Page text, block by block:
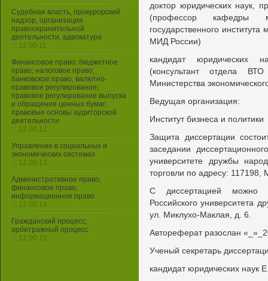
доктор юридических наук,
(профессор кафедры
государственного
МИД России)
кандидат юридических
(консультант отдела
Министерства
Ведущая организация:
Институт бизнеса и политики
Защита диссертации
заседании
университете дружбы
торговли по адресу:
С диссертацией можно
Российского университета
ул. Миклухо-Маклая, д. 6.
Автореферат разослан
Ученый секретарь
кандидат юридических наук
Судебная власть, прокурорский
надзор, организация
правоохранительной
деятельности, адвокатура
::: 12.00.11
Финансовое право; бюджетное
право; налоговое право;
банковское право; валютно-
правовое регулирование;
правовое регулирование выпуска
и обращения ценных бумаг;
правовые основы аудиторской
деятельности
::: 12.00.12
Управление в социальных и
экономических системах
::: 12.00.13
Административное право,
финансовое право,
информационное право
::: 12.00.14
Гражданский процесс;
арбитражный процесс
::: 12.00.15